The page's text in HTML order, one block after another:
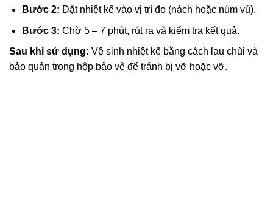
Bước 2: Đặt nhiệt kế vào vị trí đo (nách hoặc núm vú).
Bước 3: Chờ 5 – 7 phút, rút ​​ra và kiểm tra kết quả.
Sau khi sử dụng: Vệ sinh nhiệt kế bằng cách lau chùi và
bảo quản trong hộp bảo vệ để tránh bị vỡ hoặc vỡ.